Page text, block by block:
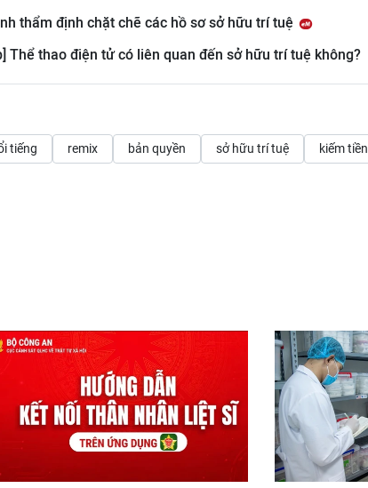
thẩm định chặt chẽ các hồ sơ sở hữu trí tuệ
Thể thao điện tử có liên quan đến sở hữu trí tuệ không?
tiếng remix bản quyền sở hữu trí tuệ kiếm tiền